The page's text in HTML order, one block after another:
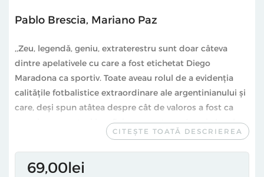
Pablo Brescia, Mariano Paz
,,Zeu, legendă, geniu, extraterestru sunt doar câteva
dintre apelativele cu care a fost etichetat Diego
Maradona ca sportiv. Toate aveau rolul de a evidenția
calitățile fotbalistice extraordinare ale argentinianului și
care, deși spun atâtea despre cât de valoros a fost ca
sportiv, sunt totuși insuficiente pentru a descrie locul
ocupat de Diego Maradona în istorie. Pentru că
Maradona nu a însemnat doar goluri, driblinguri și
trofee. A fost mai mult decât un campion. După cum
CITEȘTE TOATĂ DESCRIEREA
69 00lei